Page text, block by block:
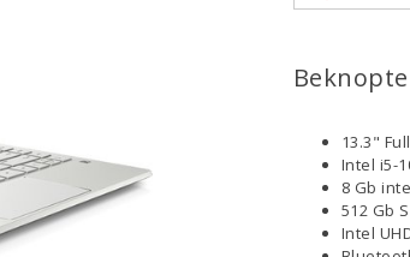
13.3"
Intel i5-
8 Gb
512 Gb
Intel